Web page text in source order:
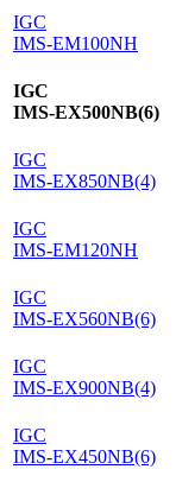
IGC
IMS-EM100NH
IGC
IMS-EX500NB(6)
IGC
IMS-EX850NB(4)
IGC
IMS-EM120NH
IGC
IMS-EX560NB(6)
IGC
IMS-EX900NB(4)
IGC
IMS-EX450NB(6)